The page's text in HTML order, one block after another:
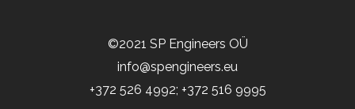
©2021 SP Engineers OÜ
info@spengineers.eu
+372 526 4992; +372 516 9995